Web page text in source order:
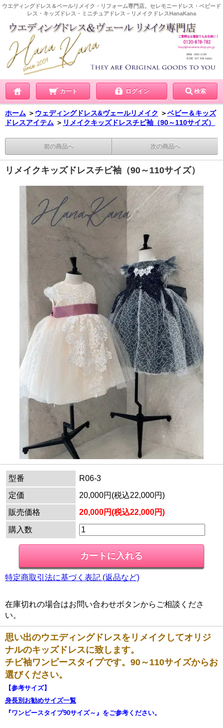
ウエディングドレス＆ベールリメイク・リフォーム専門店。セレモニードレス・ベビード
レス・キッズドレス・ミニチュアドレス－リメイクドレスHanaKana
カート ログイン 検索
ホーム ＞ ウェディングドレス&ヴェールリメイク ＞ベビー＆キッズ
ドレスアイテム ＞ リメイクキッズドレスチビ袖（90～110サイズ）
前の商品へ 次の商品へ
リメイクキッズドレスチビ袖（90～110サイズ）
型番
R06-3
定価
20,000円(税込22,000円)
販売価格
20,000円(税込22,000円)
購入数
特定商取引法に基づく表記 (返品など)
在庫切れの場合はお問い合わせボタンからご相談くださ
い。
思い出のウエディングドレスをリメイクしてオリジ
ナルのキッズドレスに致します。
チビ袖ワンピースタイプです。90～110サイズからお
選びください。
【参考サイズ】
身長別お勧めサイズ一覧
『ワンピースタイプ90サイズ～』をご参考ください。